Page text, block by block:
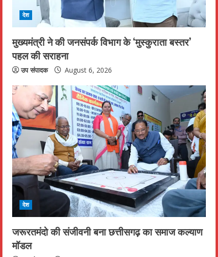
n
g
देश
मुख्यमंत्री ने की जनसंपर्क विभाग के ‘मुस्कुराता बस्तर’
पहल की सराहना
उप संपादक August 6, 2026
देश
जरूरतमंदो की संजीवनी बना छत्तीसगढ़ का समाज कल्याण
मॉडल